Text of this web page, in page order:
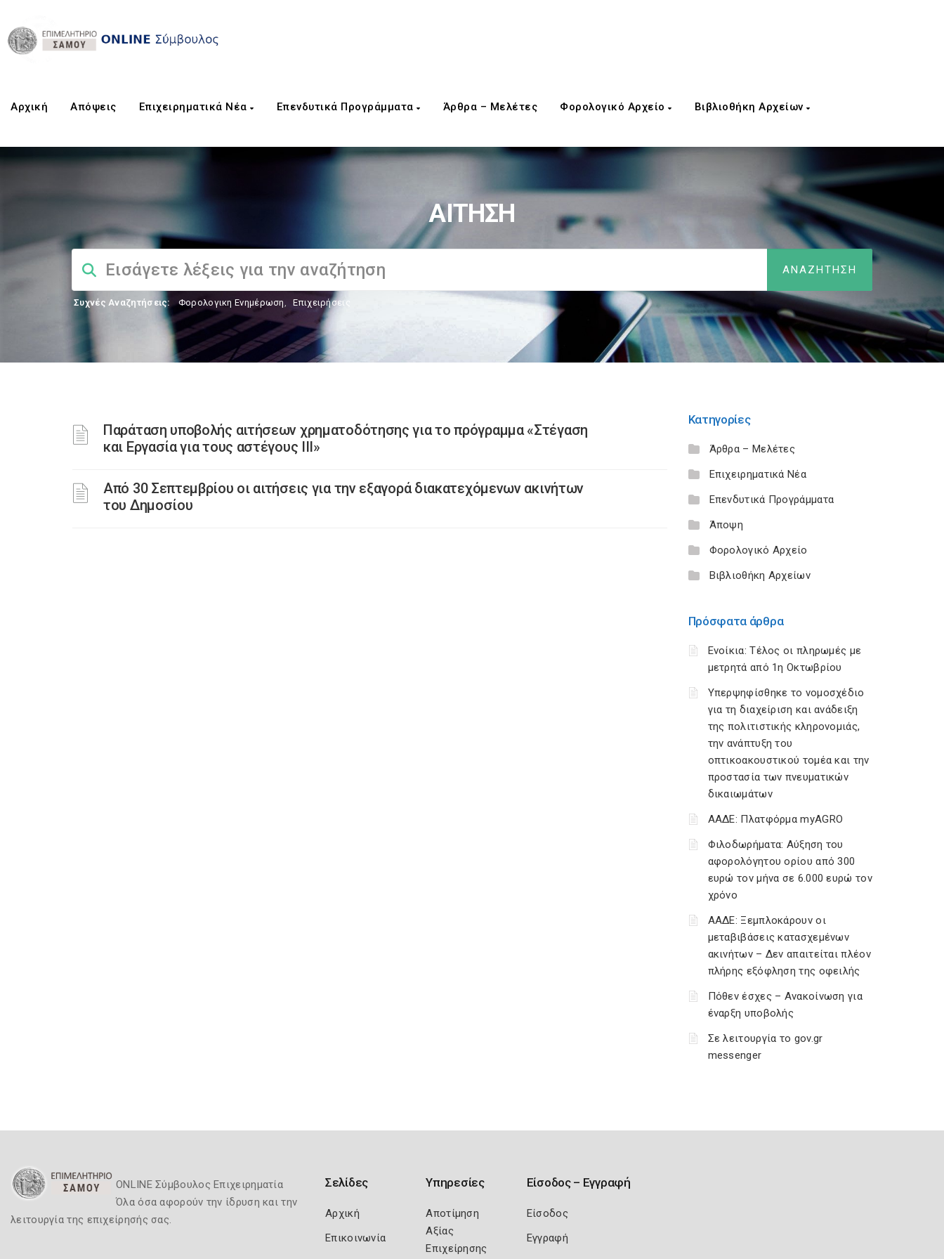
Αρχική Aπόψεις Επιχειρηματικά Νέα Επενδυτικά Προγράμματα Άρθρα – Μελέτες Φορολογικό Αρχείο Βιβλιοθήκη Αρχείων
ΑΙΤΗΣΗ
Συχνές Αναζητήσεις: Φορολογικη Ενημέρωση, Επιχειρήσεις
Παράταση υποβολής αιτήσεων χρηματοδότησης για το πρόγραμμα «Στέγαση
και Εργασία για τους αστέγους III»
Από 30 Σεπτεμβρίου οι αιτήσεις για την εξαγορά διακατεχόμενων ακινήτων
του Δημοσίου
Κατηγορίες
Άρθρα – Μελέτες
Επιχειρηματικά Νέα
Επενδυτικά Προγράμματα
Άποψη
Φορολογικό Αρχείο
Βιβλιοθήκη Αρχείων
Πρόσφατα άρθρα
Ενοίκια: Τέλος οι πληρωμές με
μετρητά από 1η Οκτωβρίου
Υπερψηφίσθηκε το νομοσχέδιο
για τη διαχείριση και ανάδειξη
της πολιτιστικής κληρονομιάς,
την ανάπτυξη του
οπτικοακουστικού τομέα και την
προστασία των πνευματικών
δικαιωμάτων
ΑΑΔΕ: Πλατφόρμα myAGRO
Φιλοδωρήματα: Αύξηση του
αφορολόγητου ορίου από 300
ευρώ τον μήνα σε 6.000 ευρώ τον
χρόνο
ΑΑΔΕ: Ξεμπλοκάρουν οι
μεταβιβάσεις κατασχεμένων
ακινήτων – Δεν απαιτείται πλέον
πλήρης εξόφληση της οφειλής
Πόθεν έσχες – Ανακοίνωση για
έναρξη υποβολής
Σε λειτουργία το gov.gr
messenger
ONLINE Σύμβουλος Επιχειρηματία
Όλα όσα αφορούν την ίδρυση και την
λειτουργία της επιχείρησής σας.
Σελίδες
Αρχική
Επικοινωνία
Υπηρεσίες
Αποτίμηση
Αξίας
Επιχείρησης
Είσοδος – Εγγραφή
Είσοδος
Εγγραφή